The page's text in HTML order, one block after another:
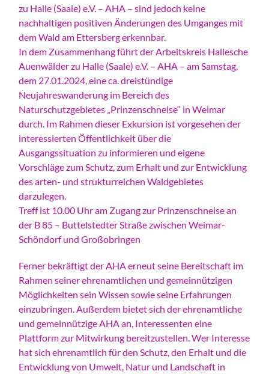
zu Halle (Saale) e.V. – AHA – sind jedoch keine
nachhaltigen positiven Änderungen des Umganges mit
dem Wald am Ettersberg erkennbar.
In dem Zusammenhang führt der Arbeitskreis Hallesche
Auenwälder zu Halle (Saale) e.V. – AHA – am Samstag,
dem 27.01.2024, eine ca. dreistündige
Neujahreswanderung im Bereich des
Naturschutzgebietes „Prinzenschneise“ in Weimar
durch. Im Rahmen dieser Exkursion ist vorgesehen der
interessierten Öffentlichkeit über die
Ausgangssituation zu informieren und eigene
Vorschläge zum Schutz, zum Erhalt und zur Entwicklung
des arten- und strukturreichen Waldgebietes
darzulegen.
Treff ist 10.00 Uhr am Zugang zur Prinzenschneise an
der B 85 – Buttelstedter Straße zwischen Weimar-
Schöndorf und Großobringen
Ferner bekräftigt der AHA erneut seine Bereitschaft im
Rahmen seiner ehrenamtlichen und gemeinnützigen
Möglichkeiten sein Wissen sowie seine Erfahrungen
einzubringen. Außerdem bietet sich der ehrenamtliche
und gemeinnützige AHA an, Interessenten eine
Plattform zur Mitwirkung bereitzustellen. Wer Interesse
hat sich ehrenamtlich für den Schutz, den Erhalt und die
Entwicklung von Umwelt, Natur und Landschaft in